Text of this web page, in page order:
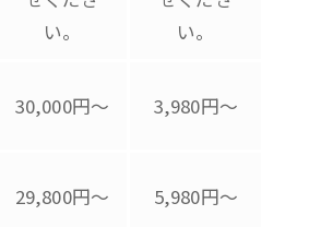
い。
い。
30,000円～ 3,980円～
29,800円～ 5,980円～